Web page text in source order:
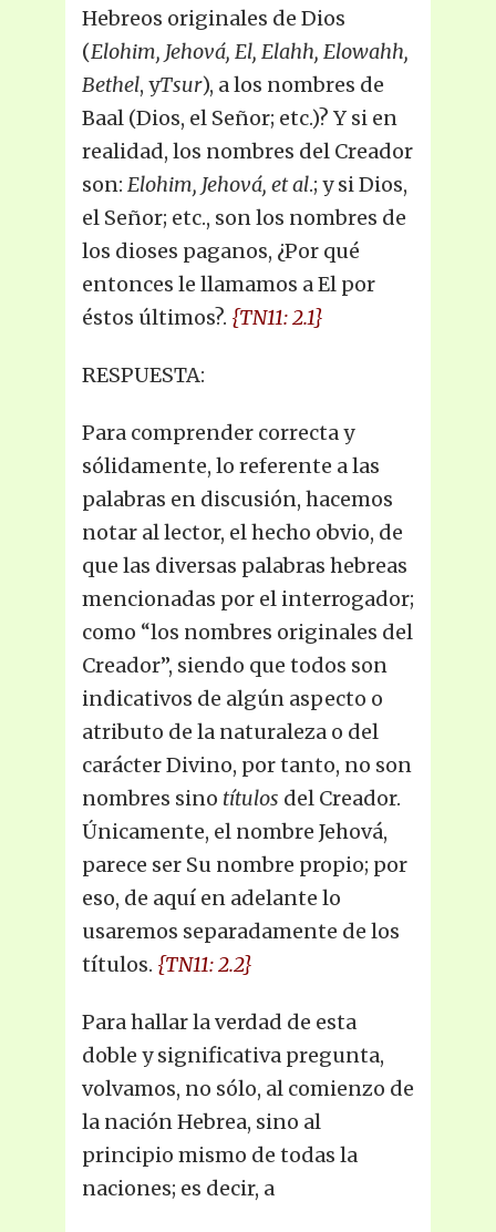
Hebreos originales de Dios
(Elohim, Jehová, El, Elahh, Elowahh,
Bethel, yTsur), a los nombres de
Baal (Dios, el Señor; etc.)? Y si en
realidad, los nombres del Creador
son: Elohim, Jehová, et al.; y si Dios,
el Señor; etc., son los nombres de
los dioses paganos, ¿Por qué
entonces le llamamos a El por
éstos últimos?. {TN11: 2.1}
RESPUESTA:
Para comprender correcta y
sólidamente, lo referente a las
palabras en discusión, hacemos
notar al lector, el hecho obvio, de
que las diversas palabras hebreas
mencionadas por el interrogador;
como “los nombres originales del
Creador”, siendo que todos son
indicativos de algún aspecto o
atributo de la naturaleza o del
carácter Divino, por tanto, no son
nombres sino títulos del Creador.
Únicamente, el nombre Jehová,
parece ser Su nombre propio; por
eso, de aquí en adelante lo
usaremos separadamente de los
títulos. {TN11: 2.2}
Para hallar la verdad de esta
doble y significativa pregunta,
volvamos, no sólo, al comienzo de
la nación Hebrea, sino al
principio mismo de todas la
naciones; es decir, a